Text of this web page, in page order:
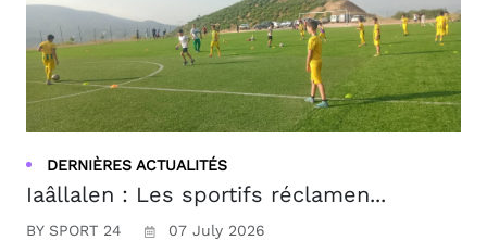
DERNIÈRES ACTUALITÉS
Iaâllalen : Les sportifs réclamen...
BY SPORT 24 07 July 2026